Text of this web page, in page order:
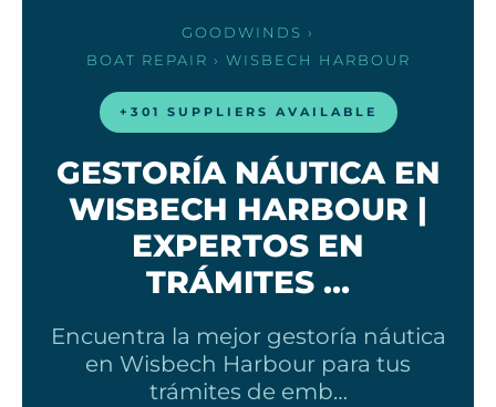
GOODWINDS ›
BOAT REPAIR › WISBECH HARBOUR
+301 SUPPLIERS AVAILABLE
GESTORÍA NÁUTICA EN
WISBECH HARBOUR |
EXPERTOS EN
TRÁMITES …
Encuentra la mejor gestoría náutica
en Wisbech Harbour para tus
trámites de emb…